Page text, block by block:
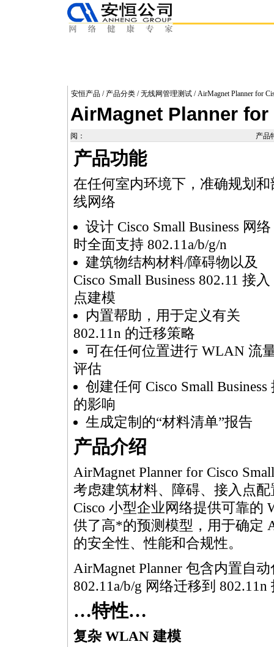
安恒产品 / 产品分类 /无线网管理测试 / AirMagnet Planner for
AirMagnet Planner
阅： 产品
产品功能
在任何室内环境下，准确规划和
线网络
设计 Cisco Small Business 网络
时全面支持 802.11a/b/g/n
建筑物结构材料/障碍物以及
Cisco Small Business 802.11 接入
点建模
内置帮助，用于定义有关
802.11n 的迁移策略
可在任何位置进行 WLAN 流
评估
创建任何 Cisco Small
的影响
生成定制的“材料清单”报告
产品介绍
AirMagnet Planner for Cisco
考虑建筑材料、障碍、接入点
Cisco 小型企业网络提供可靠的
供了高*的预测模型，用于确定
的安全性、性能和合规性。
AirMagnet Planner 包含内置自
802.11a/b/g 网络迁移到 802.11n
…特性…
复杂 WLAN 建模